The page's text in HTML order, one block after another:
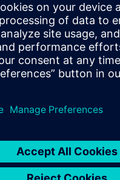
izlūkošanas
nodrošina reāllaika
kampusas mēroga
pārslogotas
komandām...